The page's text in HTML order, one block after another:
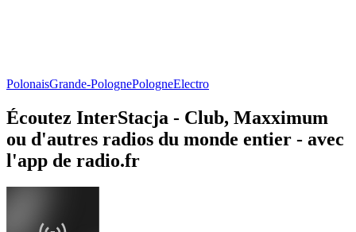
PolonaisGrande-PolognePologneElectro
Écoutez InterStacja - Club, Maxximum
ou d'autres radios du monde entier - avec
l'app de radio.fr